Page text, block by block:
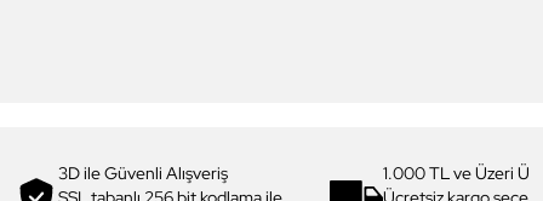
3D ile Güvenli Alışveriş
1.000 TL ve Üzeri